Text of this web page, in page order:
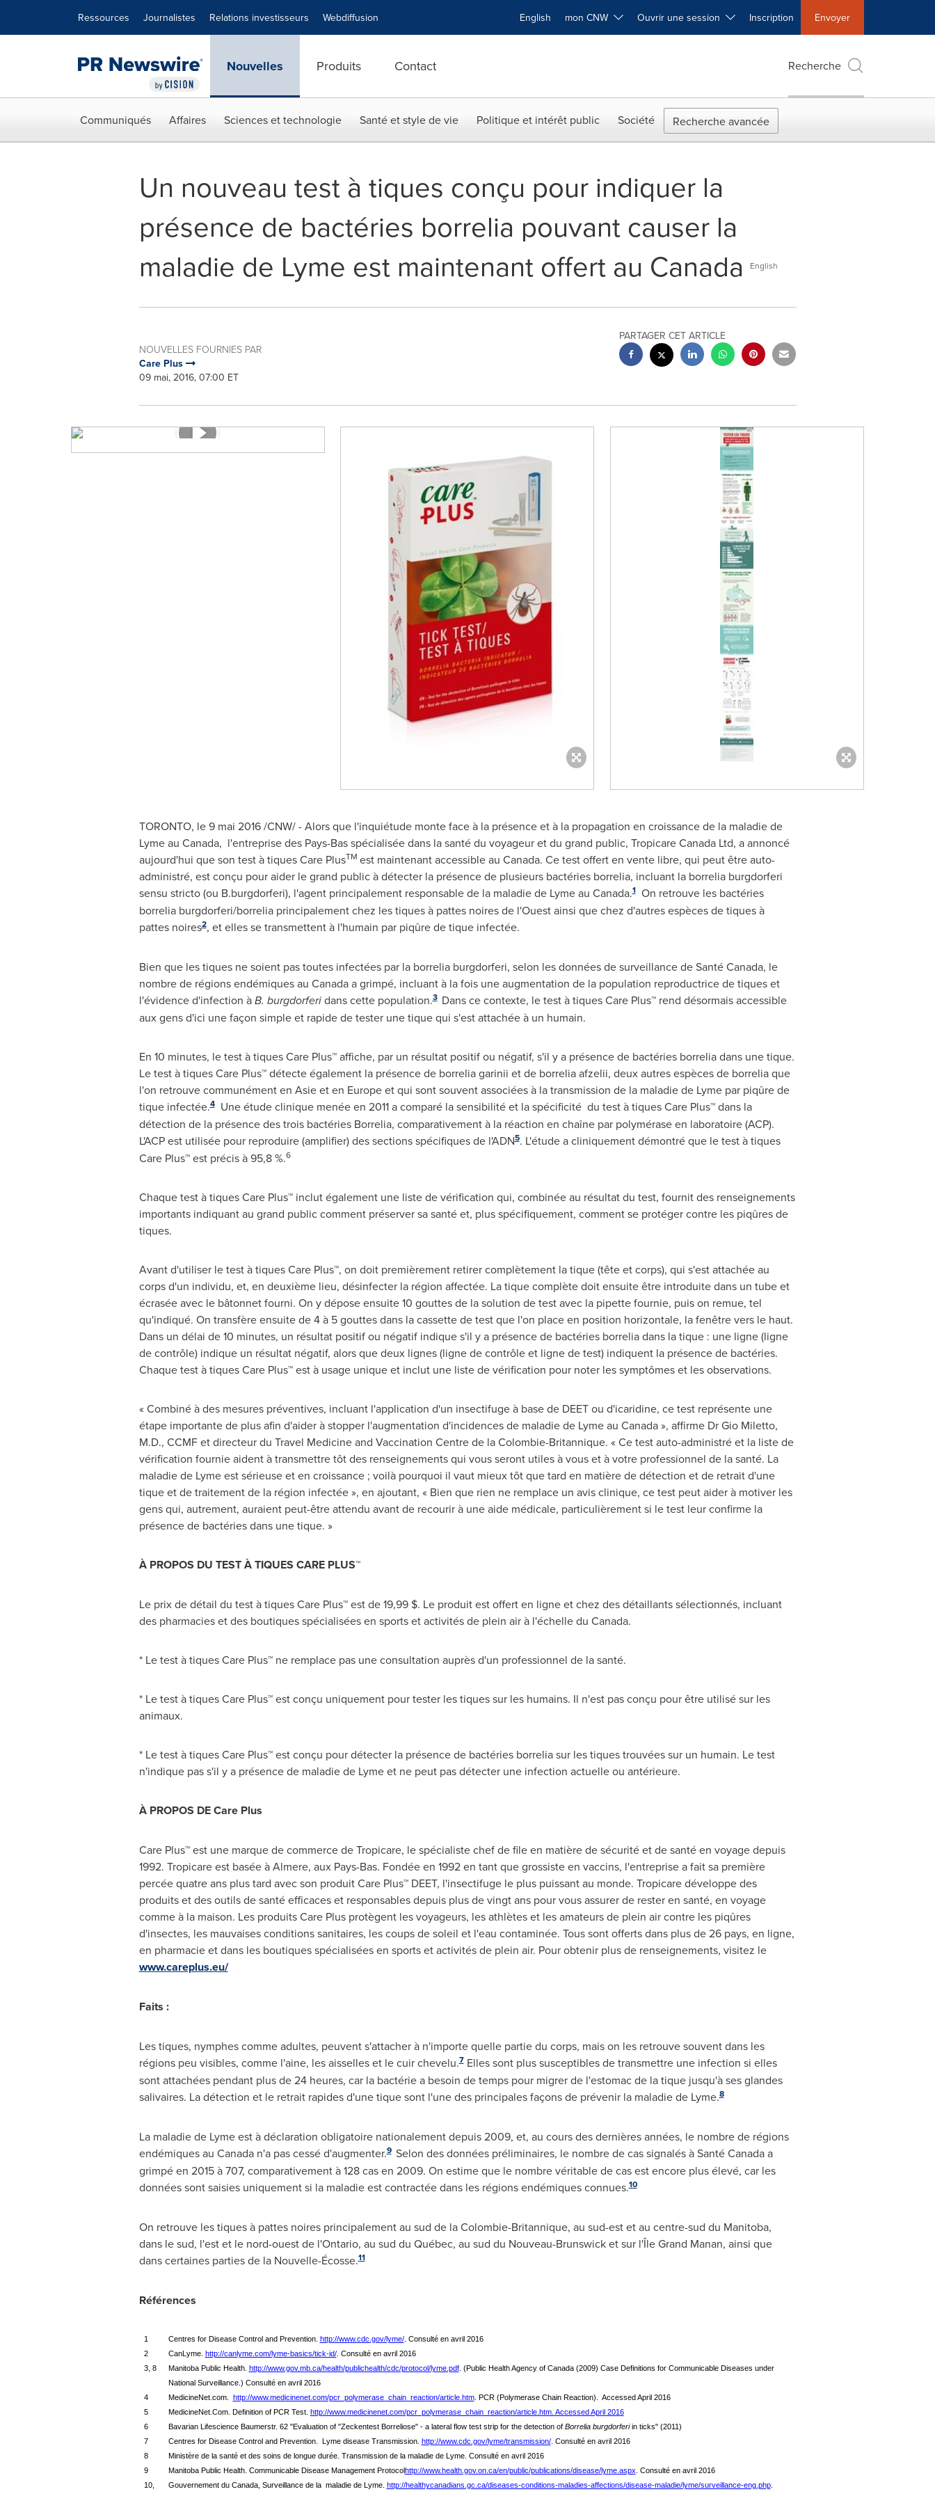
Ressources Journalistes Relations investisseurs Webdiffusion English mon CNW Ouvrir une session Inscription Envoyer
Nouvelles Produits Contact Recherche
Communiqués Affaires Sciences et technologie Santé et style de vie Politique et intérêt public Société Recherche avancée
Un nouveau test à tiques conçu pour indiquer la
présence de bactéries borrelia pouvant causer la
maladie de Lyme est maintenant offert au Canada
English
NOUVELLES FOURNIES PAR
Care Plus
09 mai, 2016, 07:00 ET
PARTAGER CET ARTICLE
TORONTO, le 9 mai 2016 /CNW/ - Alors que l'inquiétude monte face à la présence et à la propagation en croissance de la maladie de
Lyme au Canada, l'entreprise des Pays-Bas spécialisée dans la santé du voyageur et du grand public, Tropicare Canada Ltd, a annoncé
aujourd'hui que son test à tiques Care PlusTM est maintenant accessible au Canada. Ce test offert en vente libre, qui peut être auto-
administré, est conçu pour aider le grand public à détecter la présence de plusieurs bactéries borrelia, incluant la borrelia burgdorferi
sensu stricto (ou B.burgdorferi), l'agent principalement responsable de la maladie de Lyme au Canada.1On retrouve les bactéries
borrelia burgdorferi/borrelia principalement chez les tiques à pattes noires de l'Ouest ainsi que chez d'autres espèces de tiques à
pattes noires2, et elles se transmettent à l'humain par piqûre de tique infectée.
Bien que les tiques ne soient pas toutes infectées par la borrelia burgdorferi, selon les données de surveillance de SantéCanada, le
nombre de régions endémiques au Canadaa grimpé, incluant à la fois une augmentation de la population reproductrice de tiques et
l'évidence d'infection àB. burgdorferidans cette population.3 Dans ce contexte, le test à tiques Care Plus™ rend désormais accessible
aux gens d'ici une façon simple et rapide de tester une tique qui s'est attachée à un humain.
En 10 minutes, le test à tiques Care Plus™ affiche, par un résultat positif ou négatif, s'il y a présence de bactéries borrelia dans une tique.
Le test à tiques Care Plus™ détecte également la présence de borrelia garinii et de borrelia afzelii, deux autres espèces de borrelia que
l'on retrouve communément en Asie et en Europeet qui sont souvent associées à la transmission de la maladie de Lyme par piqûre de
tique infectée.4Une étude clinique menée en 2011 a comparé la sensibilité et la spécificité du test à tiques Care Plus™ dans la
détection de la présence des trois bactéries Borrelia, comparativement à la réaction en chaîne par polymérase en laboratoire (ACP).
L'ACP est utilisée pour reproduire (amplifier) des sections spécifiques de l'ADN5. L'étude a cliniquement démontré que le test à tiques
Care Plus™ est précis à 95,8 %.6
Chaque test à tiques Care Plus™ inclut également une liste de vérification qui, combinée au résultat du test, fournit des renseignements
importants indiquant au grand public comment préserver sa santé et, plus spécifiquement, comment se protéger contre les piqûres de
tiques.
Avant d'utiliser le test à tiques Care Plus™, on doit premièrement retirer complètement la tique (tête et corps), qui s'est attachée au
corps d'un individu, et, en deuxième lieu, désinfecter la région affectée. La tique complète doit ensuite être introduite dans un tube et
écrasée avec le bâtonnet fourni. On y dépose ensuite 10 gouttes de la solution de test avec la pipette fournie, puis on remue, tel
qu'indiqué. On transfère ensuite de 4 à 5 gouttes dans la cassette de test que l'on place en position horizontale, la fenêtre vers le haut.
Dans un délai de 10 minutes, un résultat positif ou négatif indique s'il y a présence de bactéries borrelia dans la tique : une ligne (ligne
de contrôle) indique un résultat négatif, alors que deux lignes (ligne de contrôle et ligne de test) indiquent la présence de bactéries.
Chaque test à tiques Care Plus™ est à usage unique et inclut une liste de vérification pour noter les symptômes et les observations.
« Combiné à des mesures préventives, incluant l'application d'un insectifuge à base de DEET ou d'icaridine, ce test représente une
étape importante de plus afin d'aider à stopper l'augmentation d'incidences de maladie de Lyme au Canada », affirme DrGio Miletto,
M.D., CCMF et directeur du Travel Medicine and Vaccination Centre de la Colombie-Britannique. « Ce test auto-administré et la liste de
vérification fournie aident à transmettre tôt des renseignements qui vous seront utiles à vous et à votre professionnel de la santé. La
maladie de Lyme est sérieuse et en croissance ; voilà pourquoi il vaut mieux tôt que tard en matière de détection et de retrait d'une
tique et de traitement de la région infectée », en ajoutant, « Bien que rien ne remplace un avis clinique, ce test peut aider à motiver les
gens qui, autrement, auraient peut-être attendu avant de recourir à une aide médicale, particulièrement si le test leur confirme la
présence de bactéries dans une tique. »
À PROPOS DU TEST À TIQUES CARE PLUS™
Le prix de détail du test à tiques Care Plus™ est de 19,99 $. Le produit est offert en ligne et chez des détaillants sélectionnés, incluant
des pharmacies et des boutiques spécialisées en sports et activités de plein air à l'échelle du Canada.
* Le test à tiques Care Plus™ ne remplace pas une consultation auprès d'un professionnel de la santé.
* Le test à tiques Care Plus™ est conçu uniquement pour tester les tiques sur les humains. Il n'est pas conçu pour être utilisé sur les
animaux.
* Le test à tiques Care Plus™ est conçu pour détecter la présence de bactéries borrelia sur les tiques trouvées sur un humain. Le test
n'indique pas s'il y a présence de maladie de Lyme et ne peut pas détecter une infection actuelle ou antérieure.
À PROPOS DE Care Plus
Care Plus™ est une marque de commerce de Tropicare, le spécialiste chef de file en matière de sécurité et de santé en voyage depuis
1992. Tropicare est basée à Almere, aux Pays-Bas. Fondée en 1992 en tant que grossiste en vaccins, l'entreprise a fait sa première
percée quatre ans plus tard avec son produit Care Plus™ DEET, l'insectifuge le plus puissant au monde. Tropicare développe des
produits et des outils de santé efficaces et responsables depuis plus de vingt ans pour vous assurer de rester en santé, en voyage
comme à la maison. Les produits Care Plus protègent les voyageurs, les athlètes et les amateurs de plein air contre les piqûres
d'insectes, les mauvaises conditions sanitaires, les coups de soleil et l'eau contaminée. Tous sont offerts dans plus de 26 pays, en ligne,
en pharmacie et dans les boutiques spécialisées en sports et activités de plein air. Pour obtenir plus de renseignements, visitez le
www.careplus.eu/
Faits :
Les tiques, nymphes comme adultes, peuvent s'attacher à n'importe quelle partie du corps, mais on les retrouve souvent dans les
régions peu visibles, comme l'aine, les aisselles et le cuir chevelu.7Elles sont plus susceptibles de transmettre une infection si elles
sont attachées pendant plus de 24 heures, car la bactérie a besoin de temps pour migrer de l'estomac de la tique jusqu'à ses glandes
salivaires. La détection et le retrait rapides d'une tique sont l'une des principales façons de prévenir la maladie de Lyme.8
La maladie de Lyme est à déclaration obligatoire nationalement depuis2009, et, au cours des dernières années, le nombre de régions
endémiques au Canadan'a pas cessé d'augmenter.9 Selon des données préliminaires, le nombre de cas signalés à SantéCanadaa
grimpé en 2015 à 707, comparativement à 128 cas en 2009. On estime que le nombre véritable de cas est encore plus élevé, car les
données sont saisies uniquement si la maladie est contractée dans les régions endémiques connues.10
On retrouve les tiques à pattes noires principalement au sud de la Colombie-Britannique, au sud-est et au centre-sud du Manitoba,
dans le sud, l'est et le nord-ouest de l'Ontario, au sud du Québec, au sud du Nouveau-Brunswick et sur l'ÎleGrand Manan, ainsi que
dans certaines parties de la Nouvelle-Écosse.11
Références
1 Centres for Disease Control and Prevention. http://www.cdc.gov/lyme/. Consulté en avril 2016
2
CanLyme. http://canlyme.com/lyme-basics/tick-id/. Consulté en avril 2016
3, 8
Manitoba Public Health. http://www.gov.mb.ca/health/publichealth/cdc/protocol/lyme.pdf. (Public Health Agency of Canada (2009) Case Definitions for Communicable Diseases under
National Surveillance.) Consulté en avril 2016
4
MedicineNet.com. http://www.medicinenet.com/pcr_polymerase_chain_reaction/article.htm. PCR (Polymerase Chain Reaction). Accessed April 2016
5
MedicineNet.Com. Definition of PCR Test. http://www.medicinenet.com/pcr_polymerase_chain_reaction/article.htm. Accessed April 2016
6
Bavarian Lifescience Baumerstr. 62 "Evaluation of "Zeckentest Borreliose" - a lateral flow test strip for the detection of Borrelia burgdorferiin ticks" (2011)
7
Centres for Disease Control and Prevention. Lyme disease Transmission. http://www.cdc.gov/lyme/transmission/. Consulté en avril 2016
8
Ministère de la santé et des soins de longue durée. Transmission de la maladie de Lyme. Consulté en avril 2016
9
Manitoba Public Health. Communicable Disease Management Protocolhttp://www.health.gov.on.ca/en/public/publications/disease/lyme.aspx . Consulté en avril 2016
10,
Gouvernement du Canada, Surveillance de la maladie de Lyme. http://healthycanadians.gc.ca/diseases-conditions-maladies-affections/disease-maladie/lyme/surveillance-eng.php.